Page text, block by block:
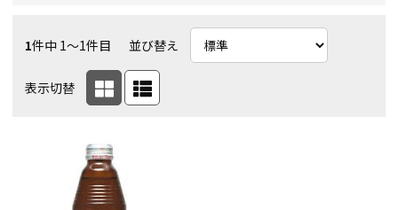
1件中 1〜1件目 並び替え
表示切替